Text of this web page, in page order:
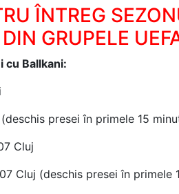
ÎNTREG
GRUPELE
cu Ballkani:
presei în primele 15
Cluj
Cluj (deschis presei în primele